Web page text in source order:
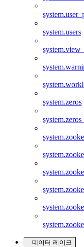
system.users
system.zeros
데이터 레이크